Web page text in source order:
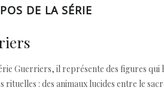
DE LA SÉRIE
Guerriers, il représente des figures
rituelles : des animaux lucides entre le